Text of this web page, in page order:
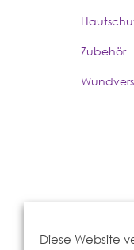
Zubehör
Diese Website